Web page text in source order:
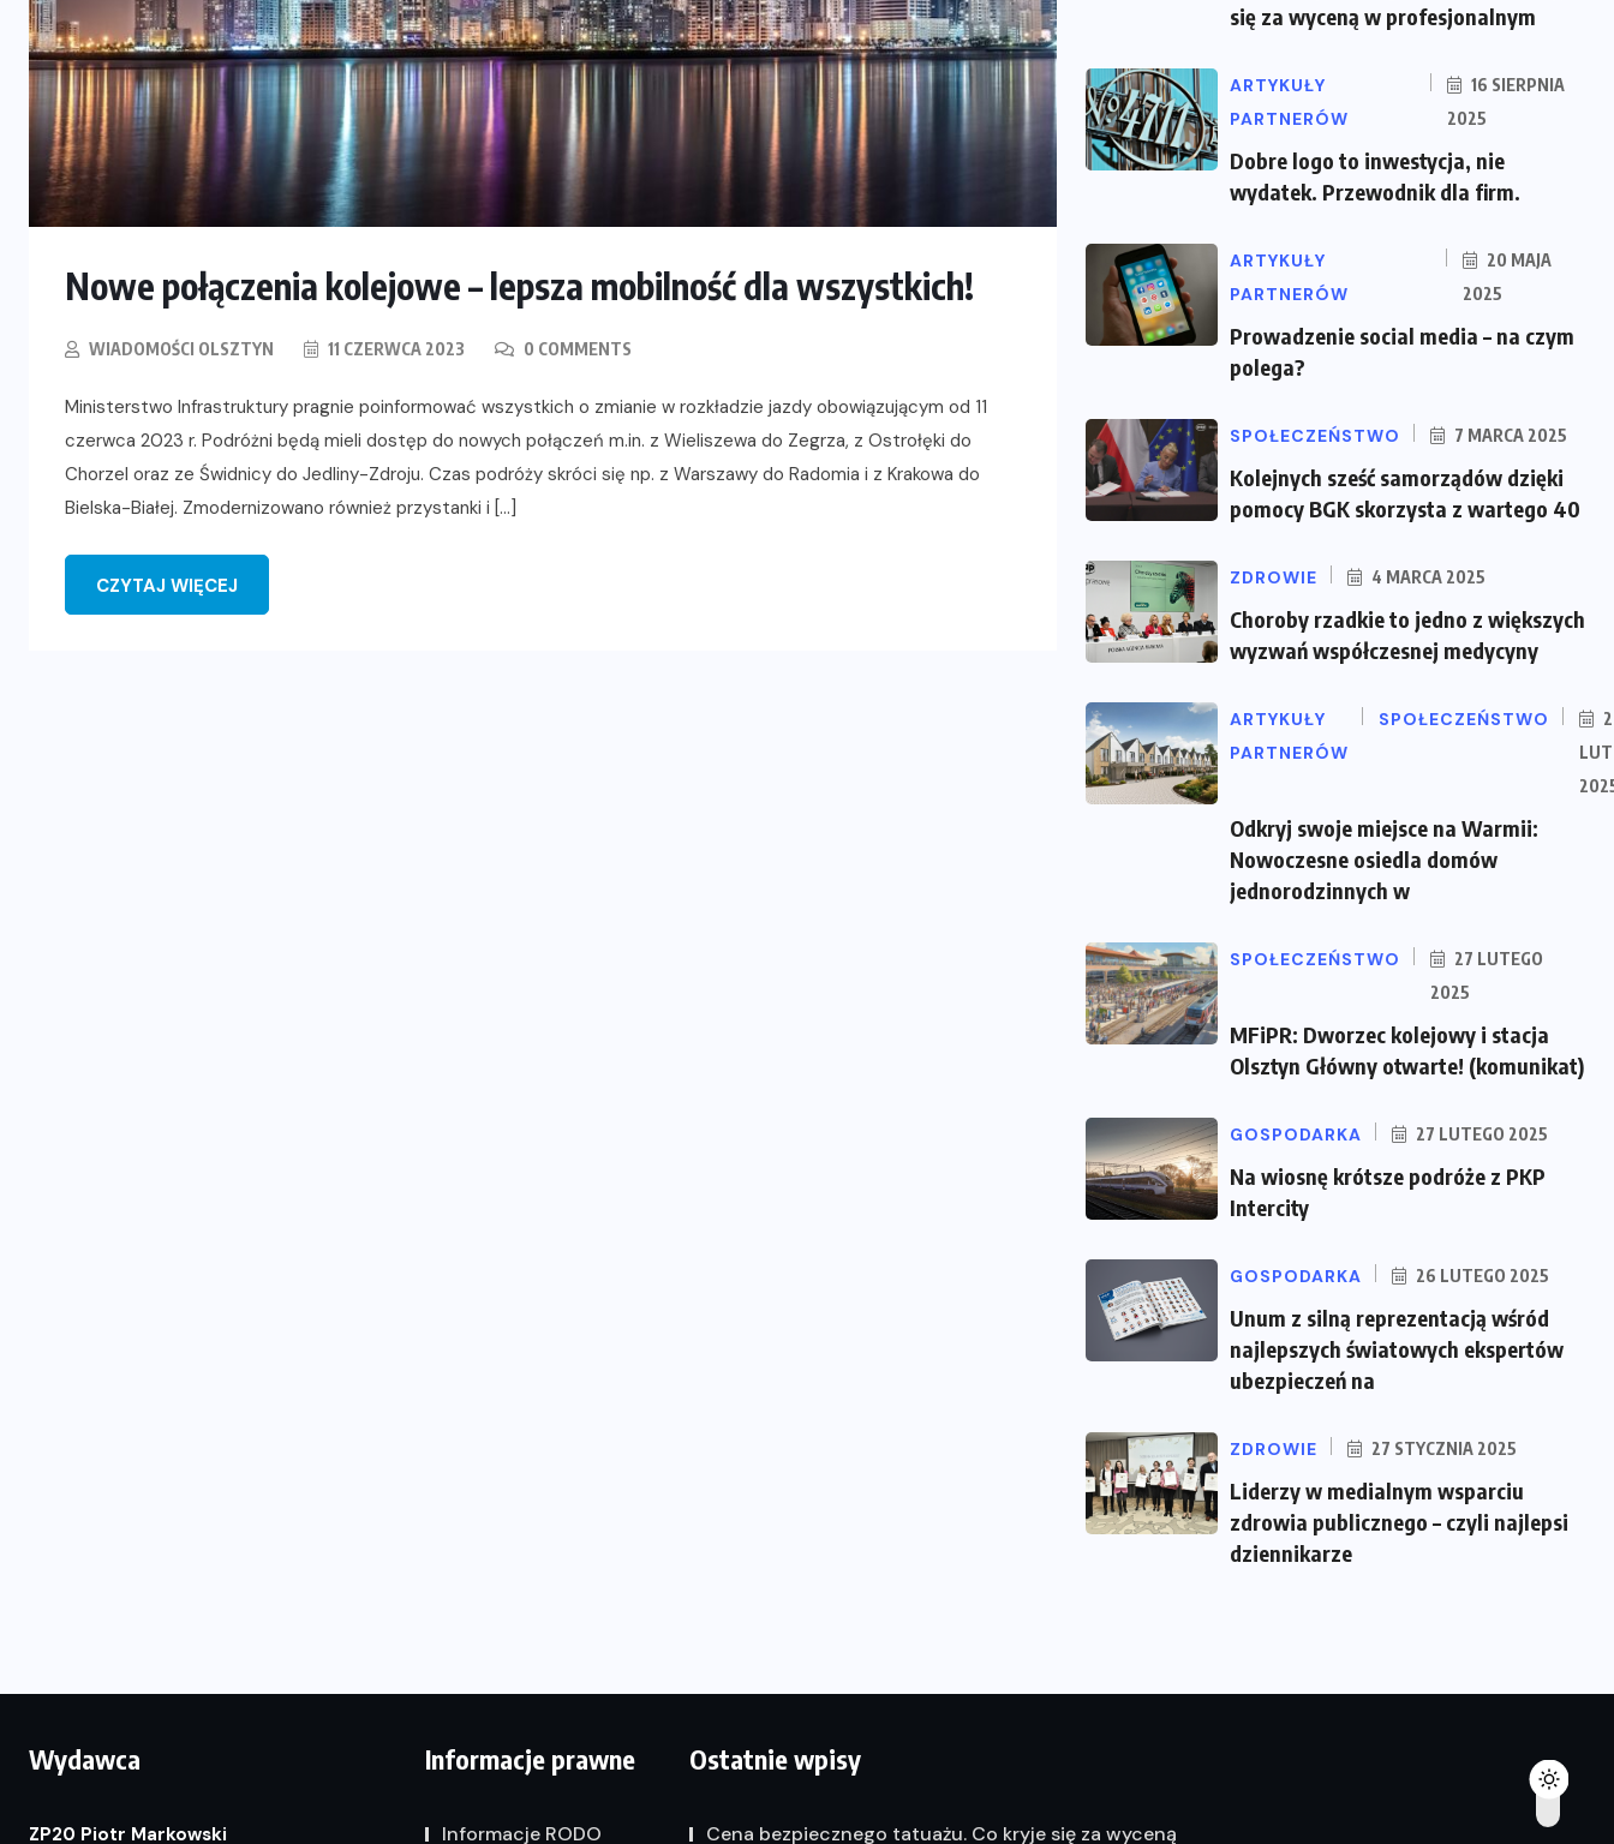
Nowe połączenia kolejowe – lepsza mobilność dla wszystkich!
WIADOMOŚCI OLSZTYN 11 CZERWCA 2023 0 COMMENTS
Ministerstwo Infrastruktury pragnie poinformować wszystkich o zmianie w rozkładzie jazdy obowiązującym od 11
czerwca 2023 r. Podróżni będą mieli dostęp do nowych połączeń m.in. z Wieliszewa do Zegrza, z Ostrołęki do
Chorzel oraz ze Świdnicy do Jedliny-Zdroju. Czas podróży skróci się np. z Warszawy do Radomia i z Krakowa do
Bielska-Białej. Zmodernizowano również przystanki i […]
CZYTAJ WIĘCEJ
się za wyceną w profesjonalnym
ARTYKUŁY
PARTNERÓW
16 SIERPNIA
2025
Dobre logo to inwestycja, nie
wydatek. Przewodnik dla firm.
ARTYKUŁY
PARTNERÓW
20 MAJA
2025
Prowadzenie social media – na czym
polega?
SPOŁECZEŃSTWO 7 MARCA 2025
Kolejnych sześć samorządów dzięki
pomocy BGK skorzysta z wartego 40
ZDROWIE 4 MARCA 2025
Choroby rzadkie to jedno z większych
wyzwań współczesnej medycyny
ARTYKUŁY
PARTNERÓW
SPOŁECZEŃSTWO
Odkryj swoje miejsce na Warmii:
Nowoczesne osiedla domów
jednorodzinnych w
SPOŁECZEŃSTWO
27 LUTEGO
2025
MFiPR: Dworzec kolejowy i stacja
Olsztyn Główny otwarte! (komunikat)
GOSPODARKA 27 LUTEGO 2025
Na wiosnę krótsze podróże z PKP
Intercity
GOSPODARKA 26 LUTEGO 2025
Unum z silną reprezentacją wśród
najlepszych światowych ekspertów
ubezpieczeń na
ZDROWIE 27 STYCZNIA 2025
Liderzy w medialnym wsparciu
zdrowia publicznego – czyli najlepsi
dziennikarze
Wydawca
ZP20 Piotr Markowski
Informacje prawne
Informacje RODO
Ostatnie wpisy
Cena bezpiecznego tatuażu. Co kryje się za wyceną